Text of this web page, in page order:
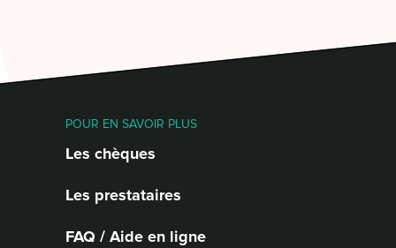
POUR EN SAVOIR PLUS
Les chèques
Les prestataires
FAQ / Aide en ligne